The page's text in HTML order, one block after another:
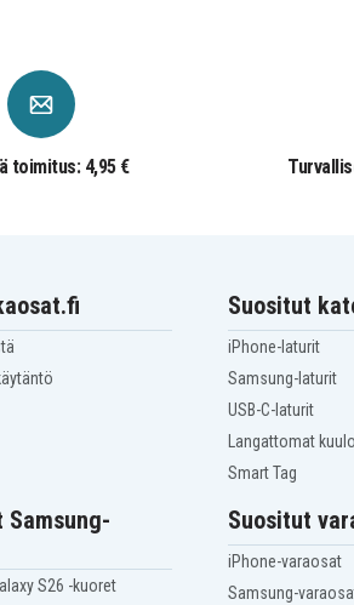
toimitus: 4,95 €
Suositut
iPhone-laturit
Samsung-laturit
USB-C-laturit
Langattomat
Smart Tag
Samsung-
S26 -kuoret
Suositut
iPhone-varaosat
Samsung-